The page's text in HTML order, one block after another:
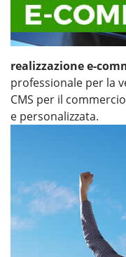
realizzazione e-
professionale per la
CMS per il
e personalizzata.